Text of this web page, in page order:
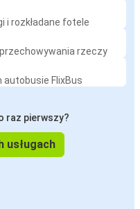
i rozkładane fotele
rzeczy
autobusie FlixBus
raz pierwszy?
usługach